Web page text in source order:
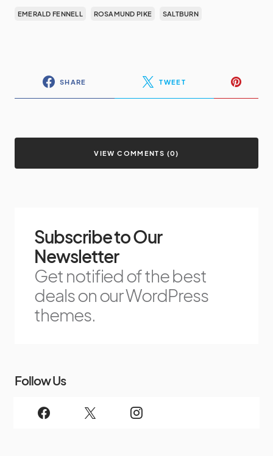
EMERALD FENNELL ROSAMUND PIKE SALTBURN
SHARE TWEET
VIEW COMMENTS (0)
Subscribe to Our
Newsletter
Get notified of the best
deals on our WordPress
themes.
Follow Us